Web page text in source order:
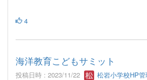
4
海洋教育こどもサミット
投稿日時 : 2023/11/22 松岩小学校HP